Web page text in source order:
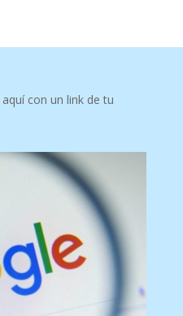
con un link de tu